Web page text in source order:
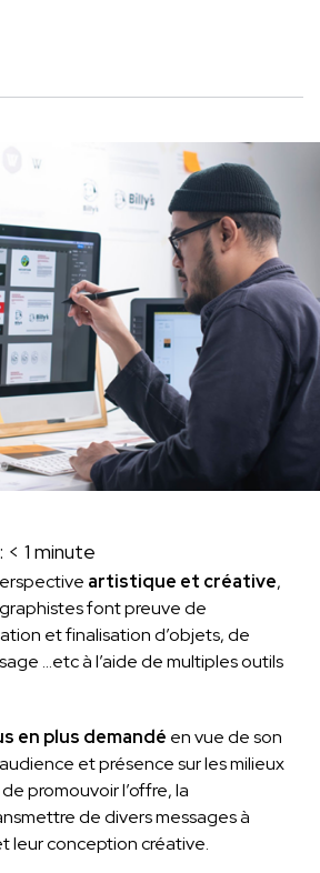
< 1 minute
artistique et créative,
font preuve de
et finalisation d’objets, de
…etc à l’aide de multiples outils
en plus demandé en vue de son
et présence sur les milieux
promouvoir l’offre, la
de divers messages à
leur conception créative.